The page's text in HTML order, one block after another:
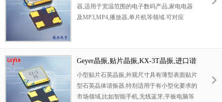
通讯模块晶振 IQD时钟晶体
器,适用于宽温范围的电子数码产品,家电电器
及MP3,MP4,播放器,单片机等领域.可对应
铅焊接的回流温度曲线要求.
Geyer晶振,贴片晶振,KX-3T晶振,进口谐
振器
小型贴片石英晶振,外观尺寸具有薄型表面贴片
型石英晶体谐振器,特别适用于有小型化要求的
市场领域,比如智能手机,无线蓝牙,平板电脑等